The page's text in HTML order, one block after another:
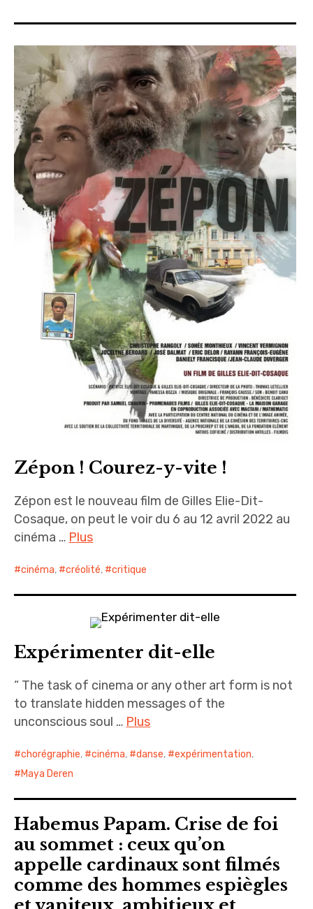
sites & blogs
poésie & cie
workshops & ateliers
Zépon ! Courez-y-vite !
Zépon est le nouveau film de Gilles Elie-Dit-
Cosaque, on peut le voir du 6 au 12 avril 2022 au
cinéma … Plus
cinéma, créolité, critique
Expérimenter dit-elle
“ The task of cinema or any other art form is not
to translate hidden messages of the
unconscious soul … Plus
chorégraphie, cinéma, danse, expérimentation,
Maya Deren
Habemus Papam. Crise de foi
au sommet : ceux qu’on
appelle cardinaux sont filmés
comme des hommes espiègles